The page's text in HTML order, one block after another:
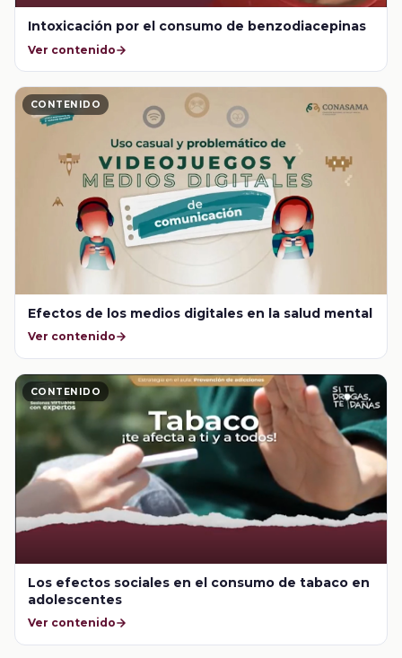
Intoxicación por el consumo de benzodiacepinas
Ver contenido
CONTENIDO
Efectos de los medios digitales en la salud mental
Ver contenido
CONTENIDO
Los efectos sociales en el consumo de tabaco en
adolescentes
Ver contenido